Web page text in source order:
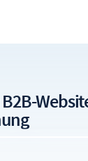
B2B-